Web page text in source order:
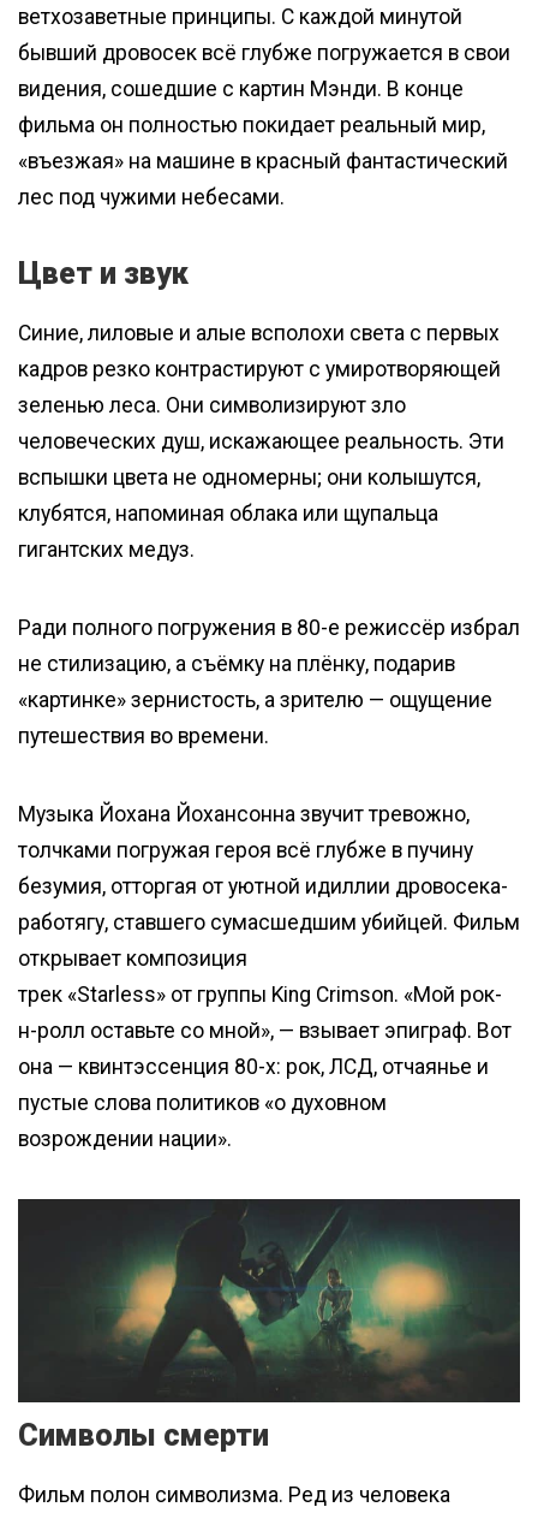
ветхозаветные принципы. С каждой минутой
бывший дровосек всё глубже погружается в свои
видения, сошедшие с картин Мэнди. В конце
фильма он полностью покидает реальный мир,
«въезжая» на машине в красный фантастический
лес под чужими небесами.
Цвет и звук
Синие, лиловые и алые всполохи света с первых
кадров резко контрастируют с умиротворяющей
зеленью леса. Они символизируют зло
человеческих душ, искажающее реальность. Эти
вспышки цвета не одномерны; они колышутся,
клубятся, напоминая облака или щупальца
гигантских медуз.
Ради полного погружения в 80-е режиссёр избрал
не стилизацию, а съёмку на плёнку, подарив
«картинке» зернистость, а зрителю — ощущение
путешествия во времени.
Музыка Йохана Йохансонна звучит тревожно,
толчками погружая героя всё глубже в пучину
безумия, отторгая от уютной идиллии дровосека-
работягу, ставшего сумасшедшим убийцей. Фильм
открывает композиция
трек «Starless» от группы King Crimson. «Мой рок-
н-ролл оставьте со мной», — взывает эпиграф. Вот
она — квинтэссенция 80-х: рок, ЛСД, отчаянье и
пустые слова политиков «о духовном
возрождении нации».
Символы смерти
Фильм полон символизма. Ред из человека